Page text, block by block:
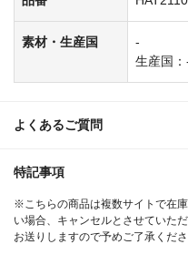
素材・生産国
-
生産国：
よくあるご質問
特記事項
※こちらの商品は複数サイトで在
い場合、キャンセルとさせていた
お送りしますので予めご了承くださ